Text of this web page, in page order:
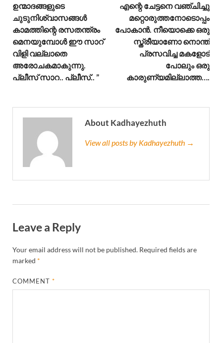
ഉന്മാദങ്ങളുടെ
ചുടുനിശ്വാസങ്ങൾ
കാമത്തിന്റെ രസതന്ത്രം
മെനയുമ്പോൾ ഈ സാറ്
വിളി വല്ലാതെ
അരോചകമാകുന്നു.
പ്ലീസ് സാറ.. പ്ലീസ്.. ”
എന്റെ ചേട്ടനെ വഞ്ചിച്ചു
മറ്റൊരുത്തനോടൊപ്പം
പോകാൻ. നീയൊക്കെ ഒരു
സ്ത്രീയാണോ നൊന്ത്
പ്രസവിച്ച മകളോട്
പോലും ഒരു
കാരുണ്യമില്ലാത്ത….
About Kadhayezhuth
View all posts by Kadhayezhuth →
Leave a Reply
Your email address will not be published. Required fields are
marked *
COMMENT*